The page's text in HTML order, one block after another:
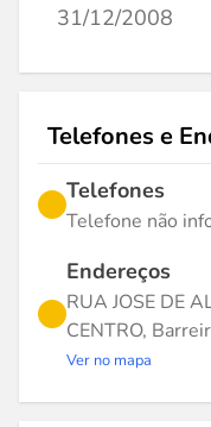
31/12/2008
Telefones e
Telefones
Telefone não
Endereços
RUA JOSE DE
CENTRO,
Ver no mapa